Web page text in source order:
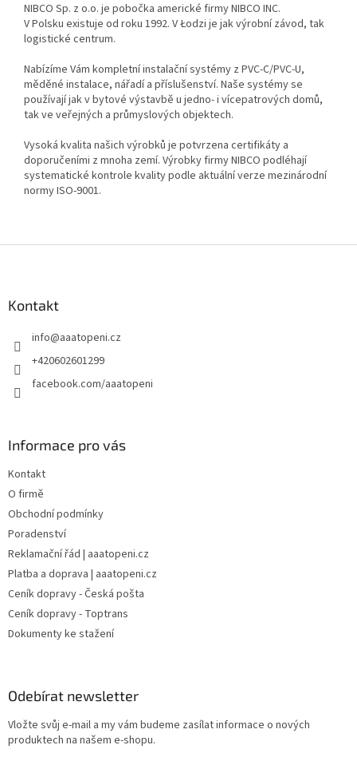
NIBCO Sp. z o.o. je pobočka americké firmy NIBCO INC.
V Polsku existuje od roku 1992. V Łodzi je jak výrobní závod, tak
logistické centrum.
Nabízíme Vám kompletní instalační systémy z PVC-C/PVC-U,
měděné instalace, nářadí a příslušenství. Naše systémy se
používají jak v bytové výstavbě u jedno- i vícepatrových domů,
tak ve veřejných a průmyslových objektech.
Vysoká kvalita našich výrobků je potvrzena certifikáty a
doporučeními z mnoha zemí. Výrobky firmy NIBCO podléhají
systematické kontrole kvality podle aktuální verze mezinárodní
normy ISO-9001.
Kontakt
info@aaatopeni.cz
+420602601299
facebook.com/aaatopeni
Informace pro vás
Kontakt
O firmě
Obchodní podmínky
Poradenství
Reklamační řád | aaatopeni.cz
Platba a doprava | aaatopeni.cz
Ceník dopravy - Česká pošta
Ceník dopravy - Toptrans
Dokumenty ke stažení
Odebírat newsletter
Vložte svůj e-mail a my vám budeme zasílat informace o nových
produktech na našem e-shopu.